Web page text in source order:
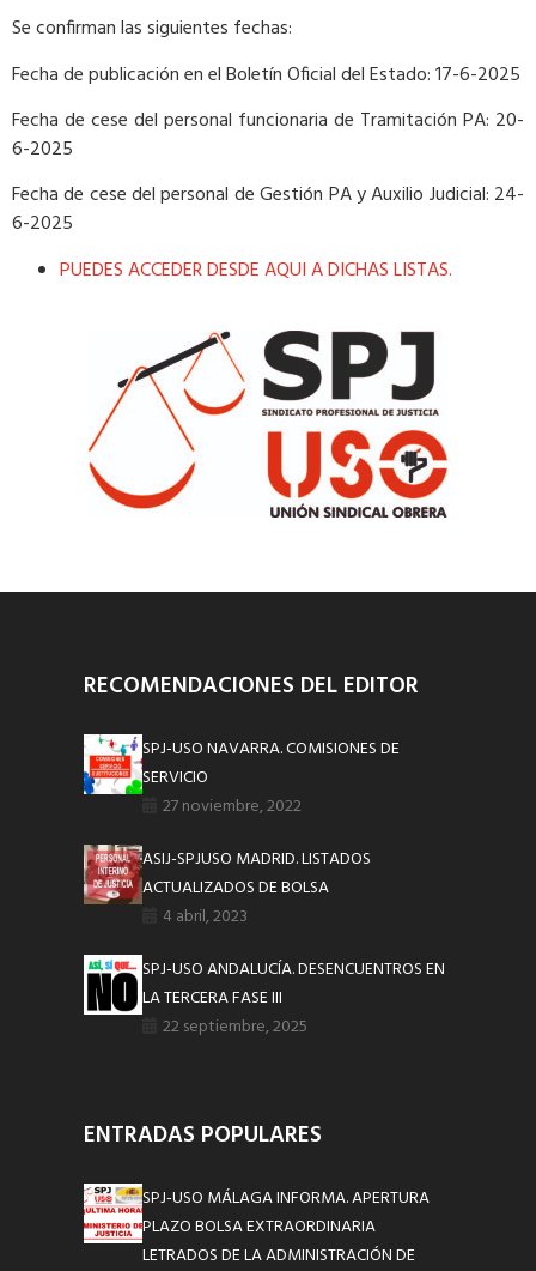
Se confirman las siguientes fechas:
Fecha de publicación en el Boletín Oficial del Estado: 17-6-2025
Fecha de cese del personal funcionaria de Tramitación PA: 20-
6-2025
Fecha de cese del personal de Gestión PA y Auxilio Judicial: 24-
6-2025​
PUEDES ACCEDER DESDE AQUI A DICHAS LISTAS.
RECOMENDACIONES DEL EDITOR
SPJ-USO NAVARRA. COMISIONES DE
SERVICIO
27 noviembre, 2022
ASIJ-SPJUSO MADRID. LISTADOS
ACTUALIZADOS DE BOLSA
4 abril, 2023
SPJ-USO ANDALUCÍA. DESENCUENTROS EN
LA TERCERA FASE III
22 septiembre, 2025
ENTRADAS POPULARES
SPJ-USO MÁLAGA INFORMA. APERTURA
PLAZO BOLSA EXTRAORDINARIA
LETRADOS DE LA ADMINISTRACIÓN DE